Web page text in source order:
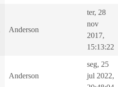
Anderson
ter, 28
nov
2017,
15:13:22
Anderson
seg, 25
jul 2022,